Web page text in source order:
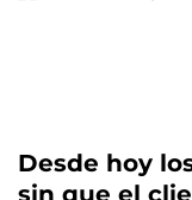
Desde hoy
sin que el